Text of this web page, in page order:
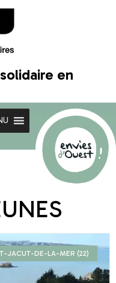
en
JACUT-DE-LA-MER (22)